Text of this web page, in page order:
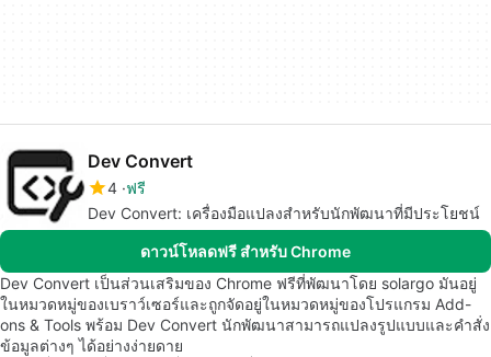
Dev Convert
4 ฟรี
Dev Convert: เครื่องมือแปลงสำหรับนักพัฒนาที่มีประโยชน์
ดาวน์โหลดฟรี สำหรับ Chrome
Dev Convert เป็นส่วนเสริมของ Chrome ฟรีที่พัฒนาโดย solargo มันอยู่
ในหมวดหมู่ของเบราว์เซอร์และถูกจัดอยู่ในหมวดหมู่ของโปรแกรม Add-
ons & Tools พร้อม Dev Convert นักพัฒนาสามารถแปลงรูปแบบและคำสั่ง
ข้อมูลต่างๆ ได้อย่างง่ายดาย